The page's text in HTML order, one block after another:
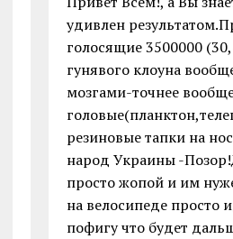
удивлен
голосящие 3500000
гунявого клоуна
мозгами-точнее
резиновые тапки на
народ Украины -
просто жопой и им
на велосипеде просто
пофигу что будет